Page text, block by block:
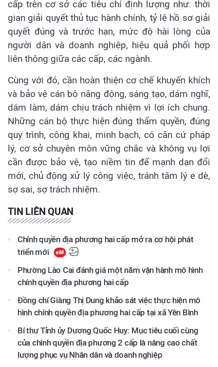
cấp trên cơ sở các tiêu chí định lượng như: thời
gian giải quyết thủ tục hành chính, tỷ lệ hồ sơ giải
quyết đúng và trước hạn, mức độ hài lòng của
người dân và doanh nghiệp, hiệu quả phối hợp
liên thông giữa các cấp, các ngành.
Cùng với đó, cần hoàn thiện cơ chế khuyến khích
và bảo vệ cán bộ năng động, sáng tạo, dám nghĩ,
dám làm, dám chịu trách nhiệm vì lợi ích chung.
Những cán bộ thực hiện đúng thẩm quyền, đúng
quy trình, công khai, minh bạch, có căn cứ pháp
lý, cơ sở chuyên môn vững chắc và không vụ lợi
cần được bảo vệ, tạo niềm tin để mạnh dạn đổi
mới, chủ động xử lý công việc, tránh tâm lý e dè,
sợ sai, sợ trách nhiệm.
TIN LIÊN QUAN
Chính quyền địa phương hai cấp mở ra cơ hội phát
triển mới
Phường Lào Cai đánh giá một năm vận hành mô hình
chính quyền địa phương hai cấp
Đồng chí Giàng Thị Dung khảo sát việc thực hiện mô
hình chính quyền địa phương hai cấp tại xã Yên Bình
Bí thư Tỉnh ủy Dương Quốc Huy: Mục tiêu cuối cùng
của chính quyền địa phương 2 cấp là nâng cao chất
lượng phục vụ Nhân dân và doanh nghiệp